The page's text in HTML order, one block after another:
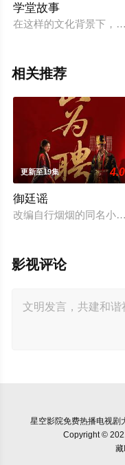
学堂故事
在这样的文化背景下，
相关推荐
更新至19集 4.0
御廷谣
改编自行烟烟的同名小
影视评论
星空影院免费热播电视剧
Copyright ©